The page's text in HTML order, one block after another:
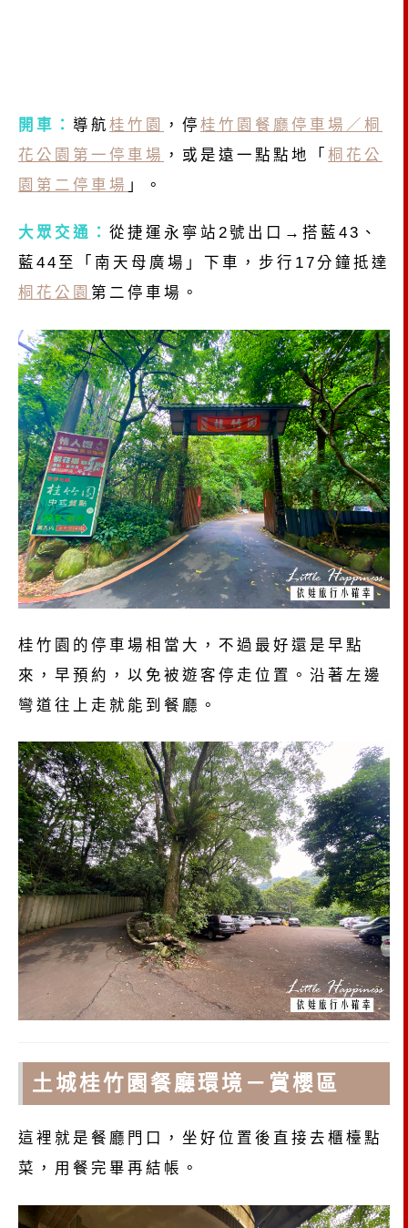
開車： 導航 桂竹園 ，停 桂竹園餐廳停車場／桐
花公園第一停車場 ，或是遠一點點地「 桐花公
園第二停車場 」。
大眾交通： 從捷運永寧站2號出口→搭藍43、
藍44至「南天母廣場」下車，步行17分鐘抵達
桐花公園 第二停車場。
桂竹園的停車場相當大，不過最好還是早點
來，早預約，以免被遊客停走位置。沿著左邊
彎道往上走就能到餐廳。
土城桂竹園餐廳環境－賞櫻區
這裡就是餐廳門口，坐好位置後直接去櫃檯點
菜，用餐完畢再結帳。